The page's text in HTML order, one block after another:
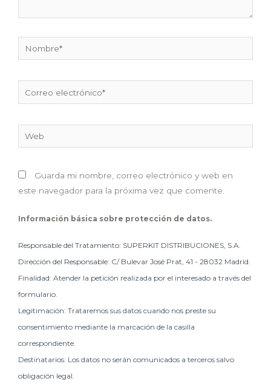
Nombre*
electrónico*
Guarda mi nombre, correo electrónico y web en
este navegador para la próxima vez que comente.
Información básica sobre protección de datos.
Responsable del Tratamiento: SUPERKIT DISTRIBUCIONES, S.A.
Dirección del Responsable: C/ Bulevar José Prat, 41 - 28032 Madrid.
Finalidad: Atender la petición realizada por el interesado a través del
formulario.
Legitimación: Trataremos sus datos cuando nos preste su
consentimiento mediante la marcación de la casilla
correspondiente.
Destinatarios: Los datos no serán comunicados a terceros salvo
obligación legal.